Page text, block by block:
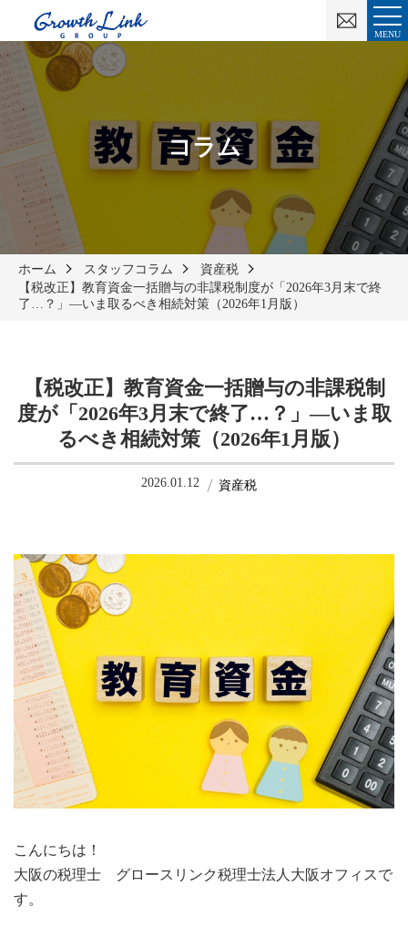
MENU
い
コラム
ホーム スタッフコラム
資産税
【税改正】教育資金一括贈与の非課税制度が「2026年3月末で終
了…？」—いま取るべき相続対策（2026年1月版）
【税改正】教育資金一括贈与の非課税制
度が「2026年3月末で終了…？」—いま取
るべき相続対策（2026年1月版）
2026.01.12 資産税
こんにちは！
大阪の税理士 グロースリンク税理士法人大阪オフィスで
す。